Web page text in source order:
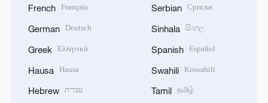
French Français
German Deutsch
Greek Ελληνικά
Hausa Hausa
Hebrew עברית
Serbian Српски
Sinhala සිංහල
Spanish Español
Swahili Kiswahili
Tamil தமிழ்